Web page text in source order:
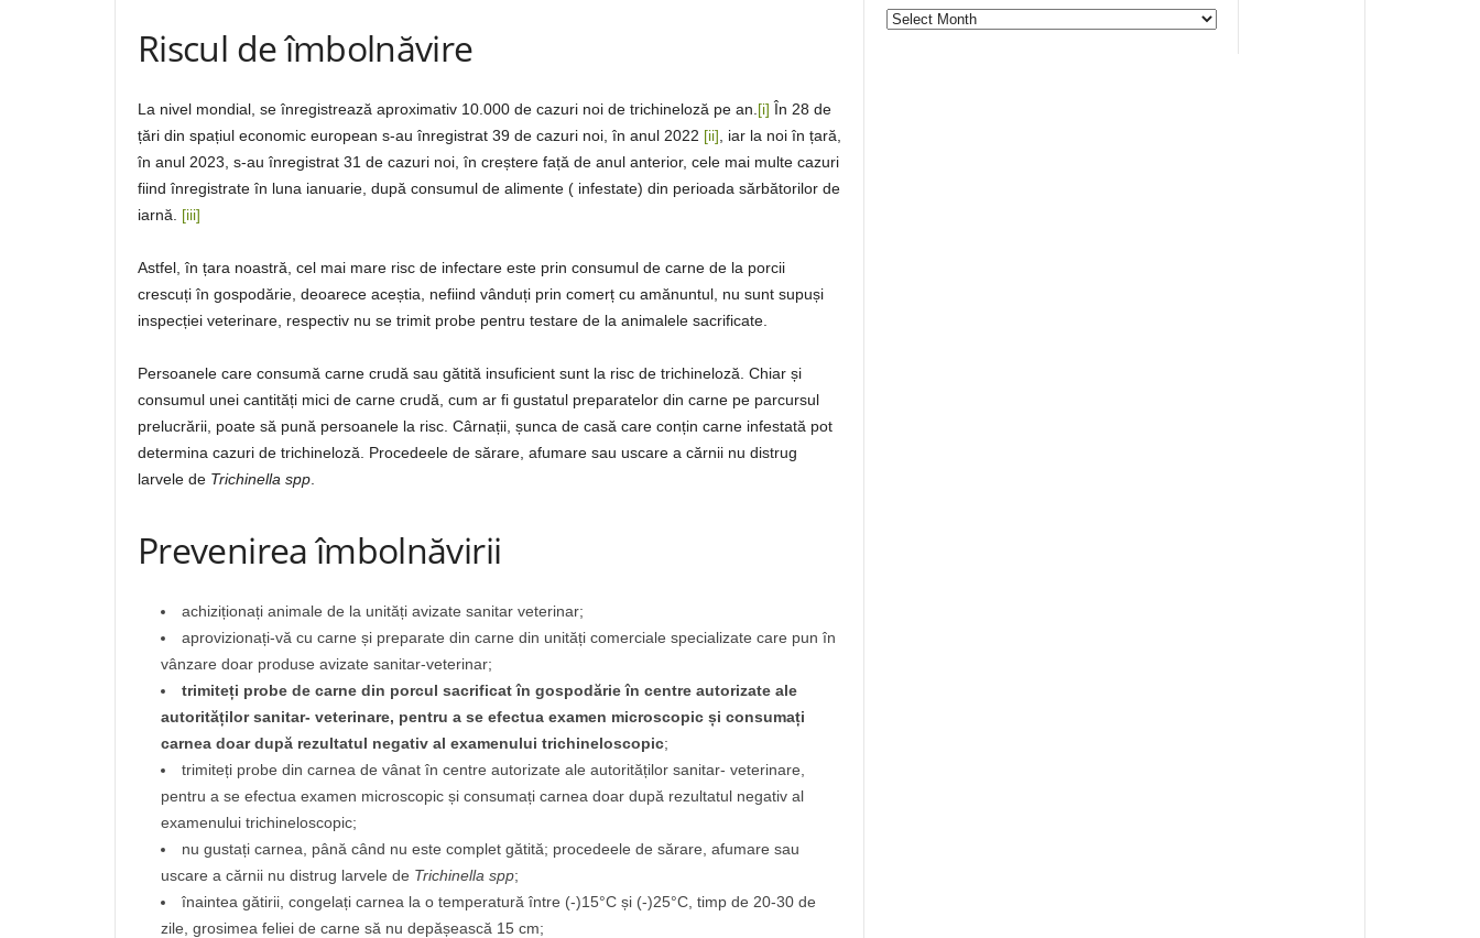
Riscul de îmbolnăvire
La nivel mondial, se înregistrează aproximativ 10.000 de cazuri noi de trichineloză pe an. [i] În 28 de
țări din spațiul economic european s-au înregistrat 39 de cazuri noi, în anul 2022 [ii] , iar la noi în țară,
în anul 2023, s-au înregistrat 31 de cazuri noi, în creștere față de anul anterior, cele mai multe cazuri
fiind înregistrate în luna ianuarie, după consumul de alimente ( infestate) din perioada sărbătorilor de
iarnă. [iii]
Astfel, în țara noastră, cel mai mare risc de infectare este prin consumul de carne de la porcii
crescuți în gospodărie, deoarece aceștia, nefiind vânduți prin comerț cu amănuntul, nu sunt supuși
inspecției veterinare, respectiv nu se trimit probe pentru testare de la animalele sacrificate.
Persoanele care consumă carne crudă sau gătită insuficient sunt la risc de trichineloză. Chiar și
consumul unei cantități mici de carne crudă, cum ar fi gustatul preparatelor din carne pe parcursul
prelucrării, poate să pună persoanele la risc. Cârnații, șunca de casă care conțin carne infestată pot
determina cazuri de trichineloză. Procedeele de sărare, afumare sau uscare a cărnii nu distrug
larvele de Trichinella spp
Prevenirea îmbolnăvirii
achiziționați animale de la unități avizate sanitar veterinar;
aprovizionați-vă cu carne și preparate din carne din unități comerciale specializate care pun în
vânzare doar produse avizate sanitar-veterinar;
trimiteți probe de carne din porcul sacrificat în gospodărie în centre autorizate ale
autorităților sanitar- veterinare, pentru a se efectua examen microscopic și consumați
carnea doar după rezultatul negativ al examenului trichineloscopic;
trimiteți probe din carnea de vânat în centre autorizate ale autorităților sanitar- veterinare,
pentru a se efectua examen microscopic și consumați carnea doar după rezultatul negativ al
examenului trichineloscopic;
nu gustați carnea, până când nu este complet gătită; procedeele de sărare, afumare sau
uscare a cărnii nu distrug larvele de Trichinella spp;
înaintea gătirii, congelați carnea la o temperatură între (-)15°C și (-)25°C, timp de 20-30 de
zile, grosimea feliei de carne să nu depășească 15 cm;